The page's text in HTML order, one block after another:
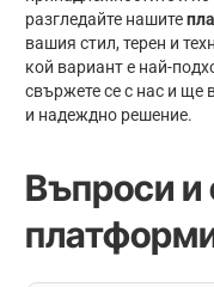
разгледайте нашите
вашия стил, терен и
кой вариант е най-
свържете се с нас и ще
и надеждно решение.
Въпроси и